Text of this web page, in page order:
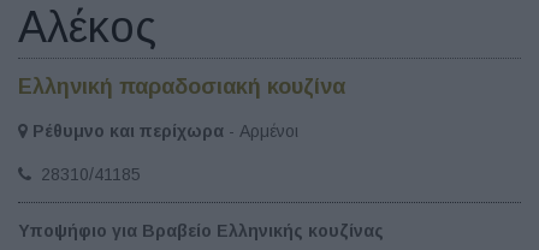
Αλέκος
Ελληνική παραδοσιακή κουζίνα
Ρέθυμνο και περίχωρα - Αρμένοι
28310/41185
Υποψήφιο για Βραβείο Ελληνικής κουζίνας